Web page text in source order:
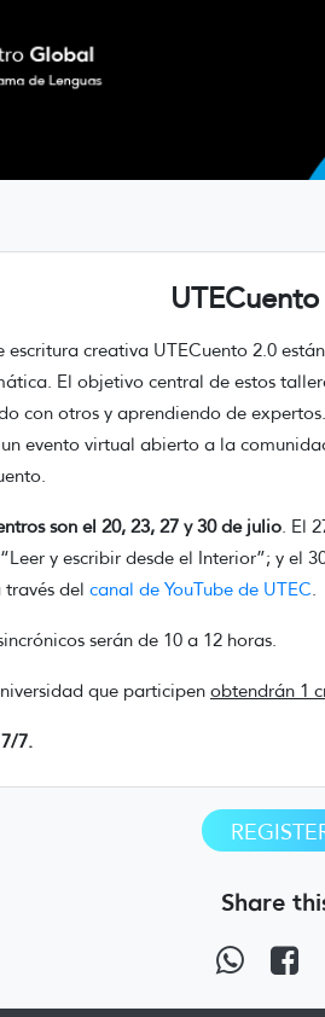
escritura creativa UTECuento 2.0 están
El objetivo central de estos
con otros y aprendiendo de
evento virtual abierto a la
son el 20, 23, 27 y 30 de julio. El
y escribir desde el Interior”; y el
través del canal de YouTube de UTEC.
serán de 10 a 12 horas.
que participen obtendrán 1
7.
Share